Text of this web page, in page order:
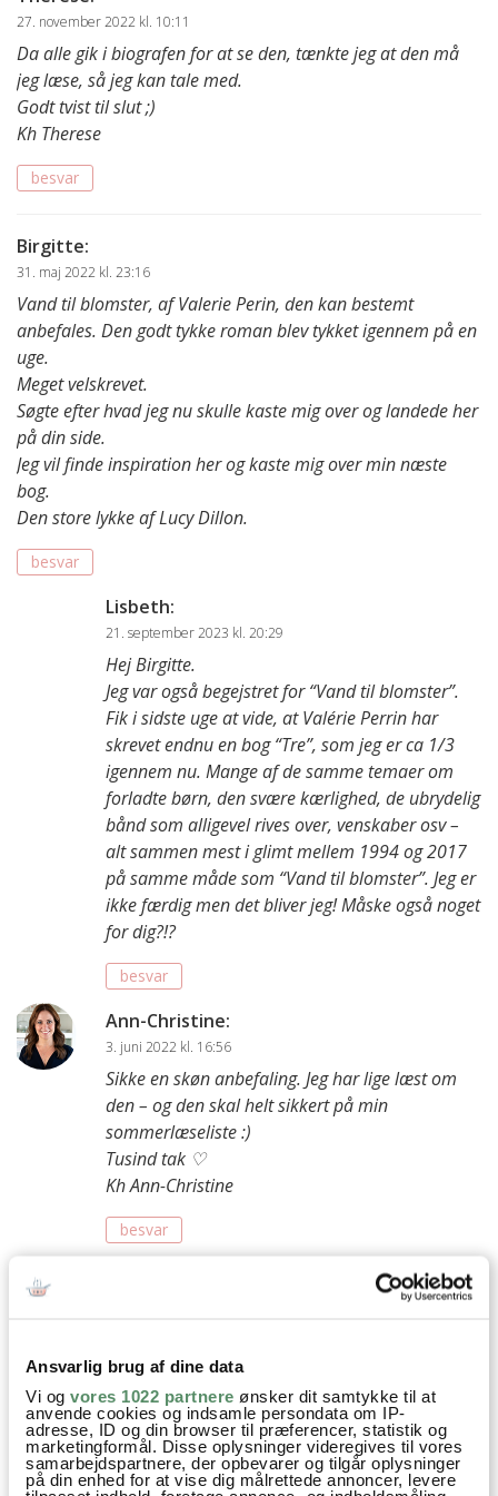
Ansvarlig brug af dine data
Vi og vores 1022 partnere ønsker dit samtykke til at
anvende cookies og indsamle persondata om IP-
adresse, ID og din browser til præferencer, statistik og
marketingformål. Disse oplysninger videregives til vores
samarbejdspartnere, der opbevarer og tilgår oplysninger
på din enhed for at vise dig målrettede annoncer, levere
27. november 2022 kl. 10:11
Da alle gik i biografen for at se den, tænkte jeg at den må
jeg læse, så jeg kan tale med.
Godt tvist til slut ;)
Kh Therese
besvar
Birgitte:
31. maj 2022 kl. 23:16
Vand til blomster, af Valerie Perin, den kan bestemt
anbefales. Den godt tykke roman blev tykket igennem på en
uge.
Meget velskrevet.
Søgte efter hvad jeg nu skulle kaste mig over og landede her
på din side.
Jeg vil finde inspiration her og kaste mig over min næste
bog.
Den store lykke af Lucy Dillon.
besvar
Lisbeth:
21. september 2023 kl. 20:29
Hej Birgitte.
Jeg var også begejstret for “Vand til blomster”.
Fik i sidste uge at vide, at Valérie Perrin har
skrevet endnu en bog “Tre”, som jeg er ca 1/3
igennem nu. Mange af de samme temaer om
forladte børn, den svære kærlighed, de ubrydelig
bånd som alligevel rives over, venskaber osv –
alt sammen mest i glimt mellem 1994 og 2017
på samme måde som “Vand til blomster”. Jeg er
ikke færdig men det bliver jeg! Måske også noget
for dig?!?
besvar
Ann-Christine:
3. juni 2022 kl. 16:56
Sikke en skøn anbefaling. Jeg har lige læst om
den – og den skal helt sikkert på min
sommerlæseliste :)
Tusind tak ♡
Kh Ann-Christine
besvar
Izabela
Hejsa
Tak for den gode anbefaling. Har kigget på bogen længe og
så skønt at du har læst den og givet den gode anmeldelser:-)
Jeg har læst flere bøger du har anbefalet ( bla. To brødre og